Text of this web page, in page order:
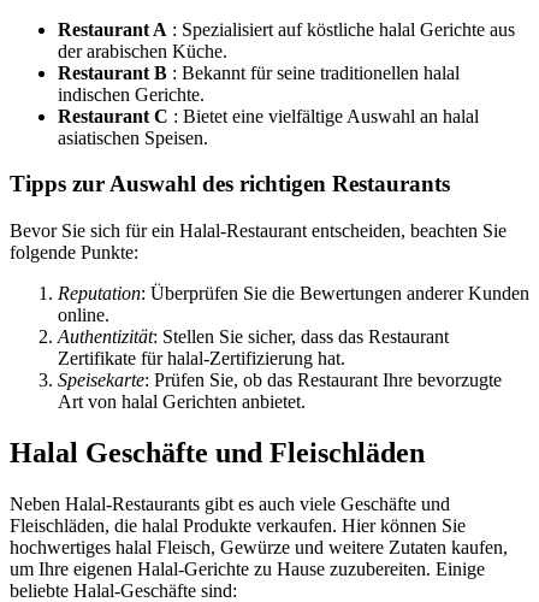
Restaurant A : Spezialisiert auf köstliche halal Gerichte aus
der arabischen Küche.
Restaurant B : Bekannt für seine traditionellen halal
indischen Gerichte.
Restaurant C : Bietet eine vielfältige Auswahl an halal
asiatischen Speisen.
Tipps zur Auswahl des richtigen Restaurants
Bevor Sie sich für ein Halal-Restaurant entscheiden, beachten Sie
folgende Punkte:
Reputation: Überprüfen Sie die Bewertungen anderer Kunden
online.
Authentizität: Stellen Sie sicher, dass das Restaurant
Zertifikate für halal-Zertifizierung hat.
Speisekarte: Prüfen Sie, ob das Restaurant Ihre bevorzugte
Art von halal Gerichten anbietet.
Halal Geschäfte und Fleischläden
Neben Halal-Restaurants gibt es auch viele Geschäfte und
Fleischläden, die halal Produkte verkaufen. Hier können Sie
hochwertiges halal Fleisch, Gewürze und weitere Zutaten kaufen,
um Ihre eigenen Halal-Gerichte zu Hause zuzubereiten. Einige
beliebte Halal-Geschäfte sind: